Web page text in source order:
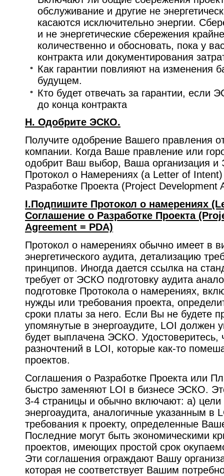
обслуживание и другие не
касаются исключительно энергии.
и не энергетические сбережения
количественно и обосновать, пока у
контракта или документирования
Как гарантии повлияют на изменения
будущем.
Кто будет отвечать за гарантии, если
до конца контракта
H. Одобрите ЭСКО.
Получите одобрение Вашего правления
компании. Когда Ваше правление или
одобрит Ваш выбор, Ваша организация
Протокол о Намерениях (a Letter of
Разработке Проекта (Project Development
I.Подпишите Протокол о намерениях
Соглашение о Разработке Проекта
Agreement = PDA)
Протокол о намерениях обычно имеет в
энергетического аудита, детализацию
принципов. Иногда дается ссылка на
требует от ЭСКО подготовку аудита
подготовке Протокола о намерениях,
нужды или требования проекта,
сроки платы за него. Если Вы не будете
упомянутые в энергоаудите, LOI должен
будет выплачена ЭСКО. Удостоверитесь,
разночтений в LOI, которые как-то
проектов.
Соглашения о Разработке Проекта или
быстро заменяют LOI в бизнесе ЭСКО.
3-4 страницы и обычно включают: a) цели
энергоаудита, аналогичные указанным в
требования к проекту, определенные
Последние могут быть экономическими
проектов, имеющих простой срок
Эти соглашения ограждают Вашу
которая не соответствует Вашим